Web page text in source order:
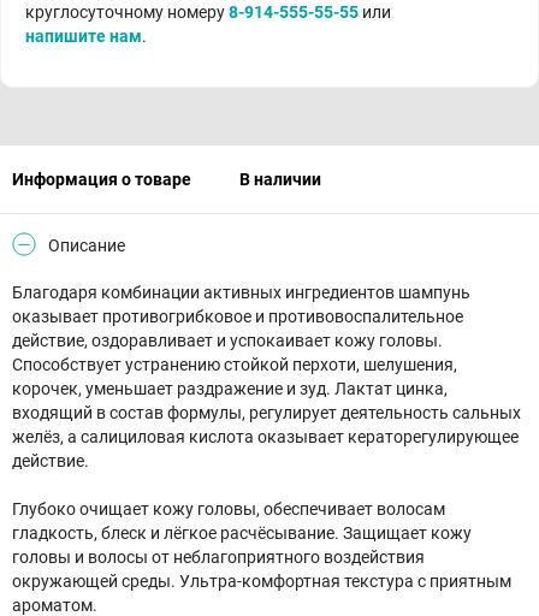
круглосуточному номеру8-914-555-55-55 или
напишите нам.
Информация о товаре В наличии
Описание
Благодаря комбинации активных ингредиентов шампунь
оказывает противогрибковое и противовоспалительное
действие, оздоравливает и успокаивает кожу головы.
Способствует устранению стойкой перхоти, шелушения,
корочек, уменьшает раздражение и зуд. Лактат цинка,
входящий в состав формулы, регулирует деятельность сальных
желёз, а салициловая кислота оказывает кераторегулирующее
действие.
Глубоко очищает кожу головы, обеспечивает волосам
гладкость, блеск и лёгкое расчёсывание. Защищает кожу
головы и волосы от неблагоприятного воздействия
окружающей среды. Ультра-комфортная текстура с приятным
ароматом.